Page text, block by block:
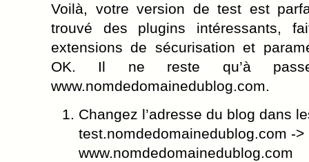
Voilà, votre version de test est
trouvé des plugins intéressants,
extensions de sécurisation et
OK. Il ne reste qu’à
www.nomdedomainedublog.com.
Changez l’adresse du blog dans
test.nomdedomainedublog.com ->
www.nomdedomainedublog.com